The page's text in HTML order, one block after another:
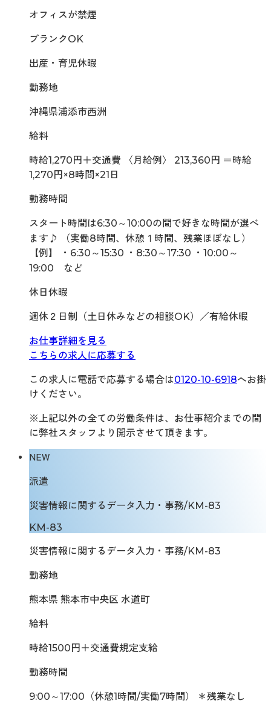
オフィスが禁煙
ブランクOK
出産・育児休暇
勤務地
沖縄県浦添市西洲
給料
時給1,270円＋交通費 〈月給例〉 213,360円 ＝時給
1,270円×8時間×21日
勤務時間
スタート時間は6:30～10:00の間で好きな時間が選べ
ます♪ （実働8時間、休憩１時間、残業ほぼなし）
【例】 ・6:30～15:30 ・8:30～17:30 ・10:00～
19:00 など
休日休暇
週休２日制（土日休みなどの相談OK）／有給休暇
お仕事詳細を見る
こちらの求人に応募する
この求人に電話で応募する場合は0120-10-6918へお掛
けください。
※上記以外の全ての労働条件は、お仕事紹介までの間
に弊社スタッフより開示させて頂きます。
NEW
派遣
災害情報に関するデータ入力・事務/KM-83
KM-83
災害情報に関するデータ入力・事務/KM-83
勤務地
熊本県 熊本市中央区 水道町
給料
時給1500円＋交通費規定支給
勤務時間
9:00～17:00（休憩1時間/実働7時間） ＊残業なし